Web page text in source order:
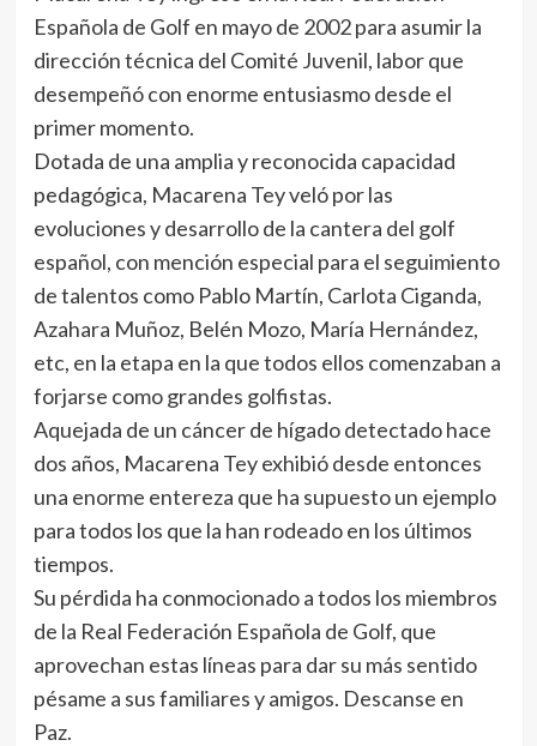
Española de Golf en mayo de 2002 para asumir la
dirección técnica del Comité Juvenil, labor que
desempeñó con enorme entusiasmo desde el
primer momento.
Dotada de una amplia y reconocida capacidad
pedagógica, Macarena Tey veló por las
evoluciones y desarrollo de la cantera del golf
español, con mención especial para el seguimiento
de talentos como Pablo Martín, Carlota Ciganda,
Azahara Muñoz, Belén Mozo, María Hernández,
etc, en la etapa en la que todos ellos comenzaban a
forjarse como grandes golfistas.
Aquejada de un cáncer de hígado detectado hace
dos años, Macarena Tey exhibió desde entonces
una enorme entereza que ha supuesto un ejemplo
para todos los que la han rodeado en los últimos
tiempos.
Su pérdida ha conmocionado a todos los miembros
de la Real Federación Española de Golf, que
aprovechan estas líneas para dar su más sentido
pésame a sus familiares y amigos. Descanse en
Paz.